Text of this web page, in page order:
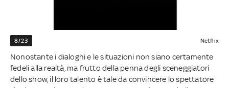
8/23 Netflix
Nonostante i dialoghi e le situazioni non siano certamente
fedeli alla realtà, ma frutto della penna degli sceneggiatori
dello show, il loro talento è tale da convincere lo spettatore